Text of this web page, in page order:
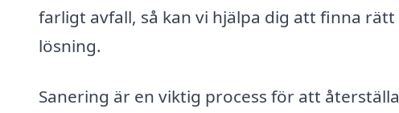
farligt avfall, så kan vi hjälpa dig att finna rätt
lösning.
Sanering är en viktig process för att återställa